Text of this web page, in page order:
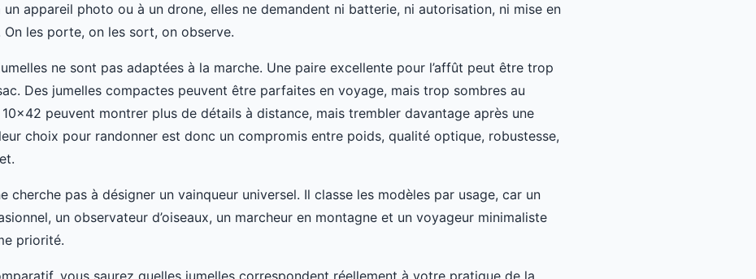
un appareil photo ou à un drone, elles ne demandent ni batterie, ni autorisation, ni mise en
les porte, on les sort, on observe.
ne sont pas adaptées à la marche. Une paire excellente pour l’affût peut être trop
Des jumelles compactes peuvent être parfaites en voyage, mais trop sombres au
peuvent montrer plus de détails à distance, mais trembler davantage après une
choix pour randonner est donc un compromis entre poids, qualité optique, robustesse,
cherche pas à désigner un vainqueur universel. Il classe les modèles par usage, car un
un observateur d’oiseaux, un marcheur en montagne et un voyageur minimaliste
priorité.